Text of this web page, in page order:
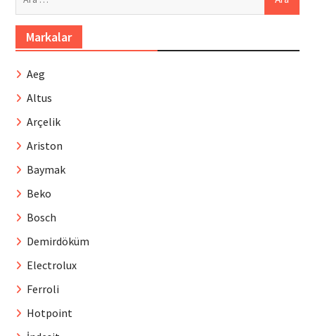
Markalar
Aeg
Altus
Arçelik
Ariston
Baymak
Beko
Bosch
Demirdöküm
Electrolux
Ferroli
Hotpoint